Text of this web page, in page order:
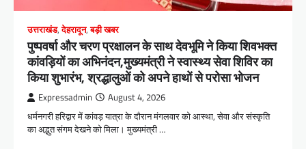
उत्तराखंड,देहरादून,बड़ी खबर
पुष्पवर्षा और चरण प्रक्षालन के साथ देवभूमि ने किया शिवभक्त
कांवड़ियों का अभिनंदन,मुख्यमंत्री ने स्वास्थ्य सेवा शिविर का
किया शुभारंभ, श्रद्धालुओं को अपने हाथों से परोसा भोजन
Expressadmin August 4, 2026
धर्मनगरी हरिद्वार में कांवड़ यात्रा के दौरान मंगलवार को आस्था, सेवा और संस्कृति
का अद्भुत संगम देखने को मिला। मुख्यमंत्री …